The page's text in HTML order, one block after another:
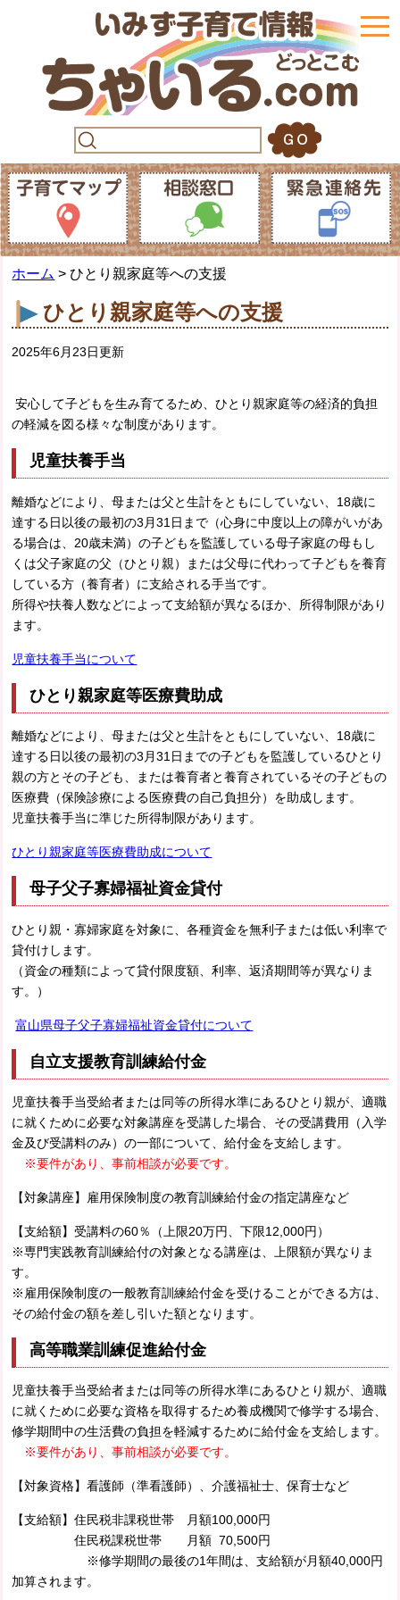
ホーム > ひとり親家庭等への支援
ひとり親家庭等への支援
2025年6月23日更新
安心して子どもを生み育てるため、ひとり親家庭等の経済的負担
の軽減を図る様々な制度があります。
児童扶養手当
離婚などにより、母または父と生計をともにしていない、18歳に
達する日以後の最初の3月31日まで（心身に中度以上の障がいがあ
る場合は、20歳未満）の子どもを監護している母子家庭の母もし
くは父子家庭の父（ひとり親）または父母に代わって子どもを養育
している方（養育者）に支給される手当です。
所得や扶養人数などによって支給額が異なるほか、所得制限があり
ます。
児童扶養手当について
ひとり親家庭等医療費助成
離婚などにより、母または父と生計をともにしていない、18歳に
達する日以後の最初の3月31日までの子どもを監護しているひとり
親の方とその子ども、または養育者と養育されているその子どもの
医療費（保険診療による医療費の自己負担分）を助成します。
児童扶養手当に準じた所得制限があります。
ひとり親家庭等医療費助成について
母子父子寡婦福祉資金貸付
ひとり親・寡婦家庭を対象に、各種資金を無利子または低い利率で
貸付けします。
（資金の種類によって貸付限度額、利率、返済期間等が異なりま
す。）
富山県母子父子寡婦福祉資金貸付について
自立支援教育訓練給付金
児童扶養手当受給者または同等の所得水準にあるひとり親が、適職
に就くために必要な対象講座を受講した場合、その受講費用（入学
金及び受講料のみ）の一部について、給付金を支給します。
※要件があり、事前相談が必要です。
【対象講座】雇用保険制度の教育訓練給付金の指定講座など
【支給額】受講料の60％（上限20万円、下限12,000円）
※専門実践教育訓練給付の対象となる講座は、上限額が異なりま
す。
※雇用保険制度の一般教育訓練給付金を受けることができる方は、
その給付金の額を差し引いた額となります。
高等職業訓練促進給付金
児童扶養手当受給者または同等の所得水準にあるひとり親が、適職
に就くために必要な資格を取得するため養成機関で修学する場合、
修学期間中の生活費の負担を軽減するために給付金を支給します。
※要件があり、事前相談が必要です。
【対象資格】看護師（準看護師）、介護福祉士、保育士など
【支給額】住民税非課税世帯 月額100,000円
住民税課税世帯 月額 70,500円
※修学期間の最後の1年間は、支給額が月額40,000円
加算されます。